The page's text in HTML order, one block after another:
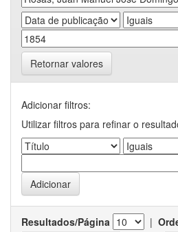
Retornar valores
Adicionar filtros:
Utilizar filtros para refinar o
Resultados/Página |